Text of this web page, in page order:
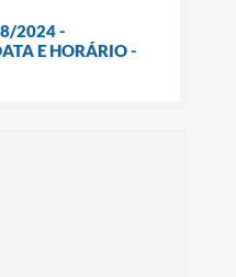
2024 -
E HORÁRIO -